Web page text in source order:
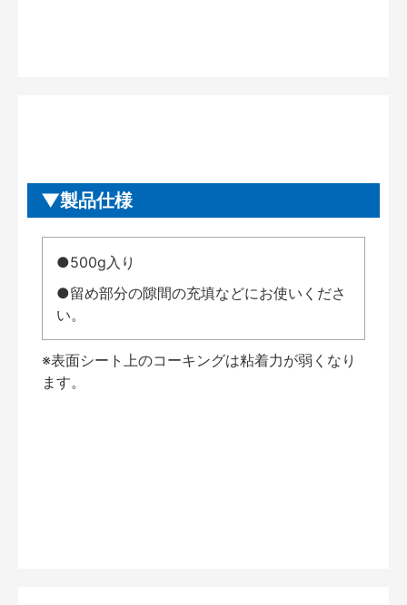
製品仕様
●500g入り
●留め部分の隙間の充填などにお使いくださ
い。
※表面シート上のコーキングは粘着力が弱くなり
ます。